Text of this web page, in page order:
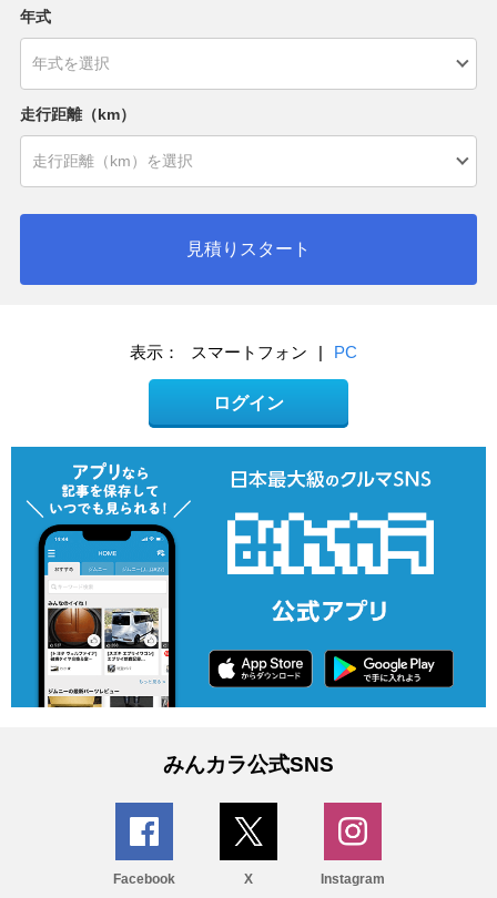
年式
走行距離（km）
見積りスタート
表示： スマートフォン | PC
ログイン
みんカラ公式SNS
Facebook X Instagram